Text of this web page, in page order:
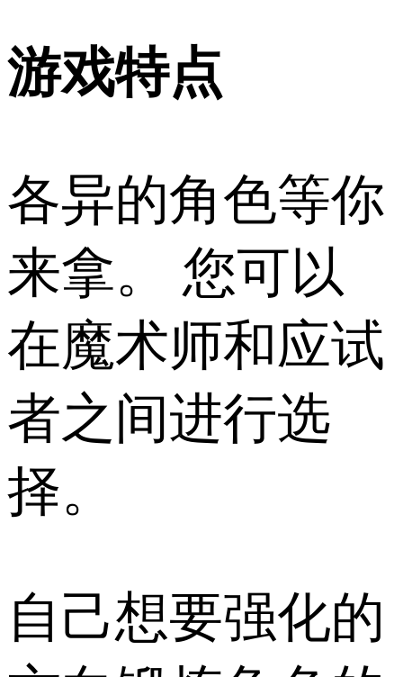
游戏特点
各异的角色等你
来拿。 您可以
在魔术师和应试
者之间进行选
择。
自己想要强化的